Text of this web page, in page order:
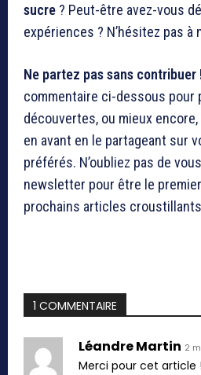
sucre ? Peut-être avez-vous
expériences ? N’hésitez pas à
Ne partez pas sans contribuer
commentaire ci-dessous pour
découvertes, ou mieux
en avant en le partageant sur
préférés. N’oubliez pas de
newsletter pour être le
prochains articles
1 COMMENTAIRE
Léandre Martin 2
Merci pour cet article